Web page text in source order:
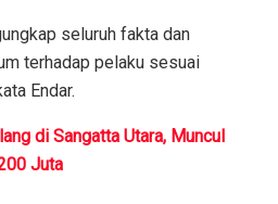
seluruh fakta dan
terhadap pelaku sesuai
Endar.
di Sangatta Utara, Muncul
Juta